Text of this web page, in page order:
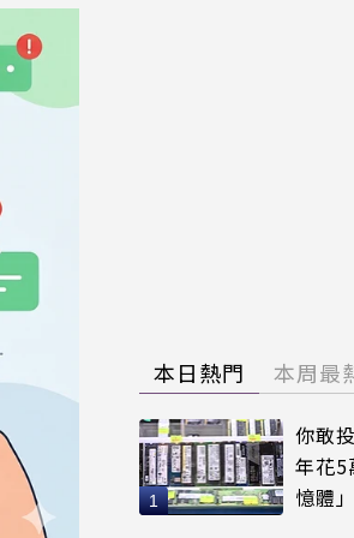
本日熱門 本周最
你敢
年花5
憶體